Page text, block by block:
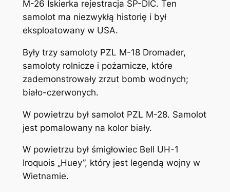
M-26 Iskierka rejestracja SP-DIC. Ten
samolot ma niezwykłą historię i był
eksploatowany w USA.
Były trzy samoloty PZL M-18 Dromader,
samoloty rolnicze i pożarnicze, które
zademonstrowały zrzut bomb wodnych;
biało-czerwonych.
W powietrzu był samolot PZL M-28. Samolot
jest pomalowany na kolor biały.
W powietrzu był śmigłowiec Bell UH-1
Iroquois „Huey”, który jest legendą wojny w
Wietnamie.